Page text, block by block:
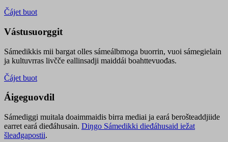
Čájet buot
Vástusuorggit
Sámedikkis mii bargat olles sámeálbmoga buorrin, vuoi sámegielain
ja kultuvrras livčče eallinsadji maiddái boahttevuođas.
Čájet buot
Áigeguovdil
Sámediggi muitala doaimmaidis birra mediai ja eará berošteaddjiide
earret eará dieđáhusain. Diŋgo Sámedikki dieđáhusaid iežat
šleađgapostii.